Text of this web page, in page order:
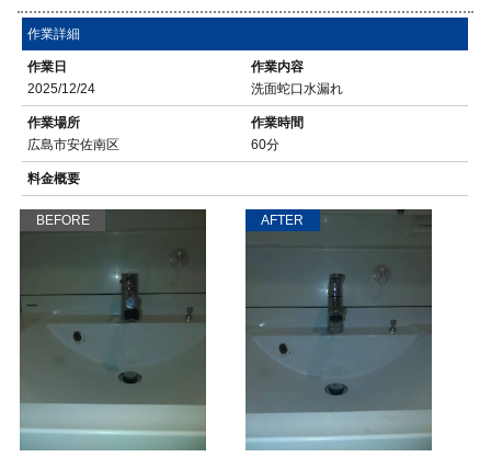
作業詳細
作業日
2025/12/24
作業内容
洗面蛇口水漏れ
作業場所
広島市安佐南区
作業時間
60分
料金概要
BEFORE AFTER